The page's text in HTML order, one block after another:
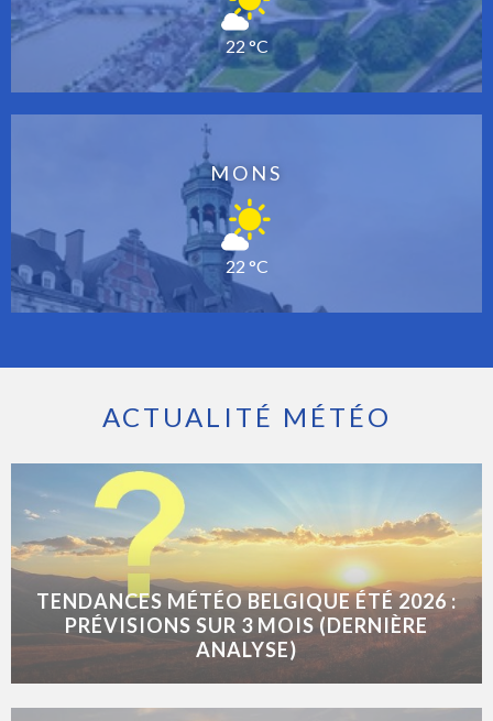
22 °C
MONS
22 °C
ACTUALITÉ MÉTÉO
TENDANCES MÉTÉO BELGIQUE ÉTÉ 2026 :
PRÉVISIONS SUR 3 MOIS (DERNIÈRE
ANALYSE)